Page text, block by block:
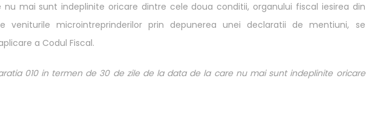
mai sunt indeplinite oricare dintre cele doua conditii, organului fiscal iesirea din
veniturile microintreprinderilor prin depunerea unei declaratii de mentiuni, se
a Codul Fiscal.
010 in termen de 30 de zile de la data de la care nu mai sunt indeplinite oricare